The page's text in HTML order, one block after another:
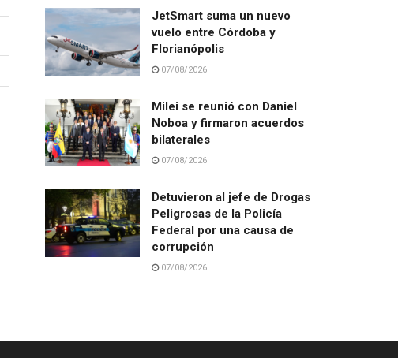
JetSmart suma un nuevo
vuelo entre Córdoba y
Florianópolis
07/08/2026
Milei se reunió con Daniel
Noboa y firmaron acuerdos
bilaterales
07/08/2026
Detuvieron al jefe de Drogas
Peligrosas de la Policía
Federal por una causa de
corrupción
07/08/2026